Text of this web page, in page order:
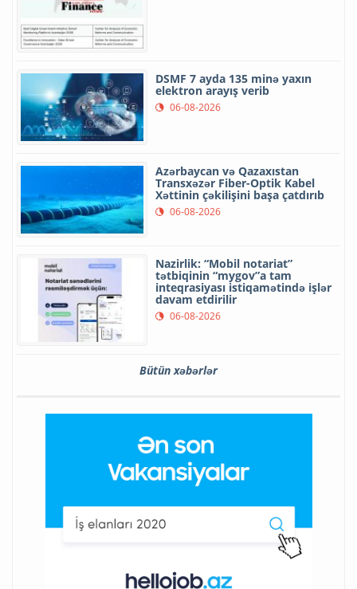
DSMF 7 ayda 135 minə yaxın
elektron arayış verib
06-08-2026
Azərbaycan və Qazaxıstan
Transxəzər Fiber-Optik Kabel
Xəttinin çəkilişini başa çatdırıb
06-08-2026
Nazirlik: “Mobil notariat”
tətbiqinin “mygov”a tam
inteqrasiyası istiqamətində işlər
davam etdirilir
06-08-2026
Bütün xəbərlər